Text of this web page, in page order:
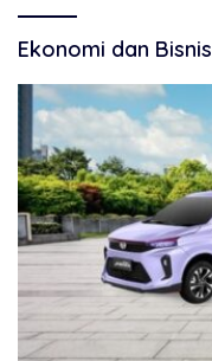
Ekonomi dan Bisnis